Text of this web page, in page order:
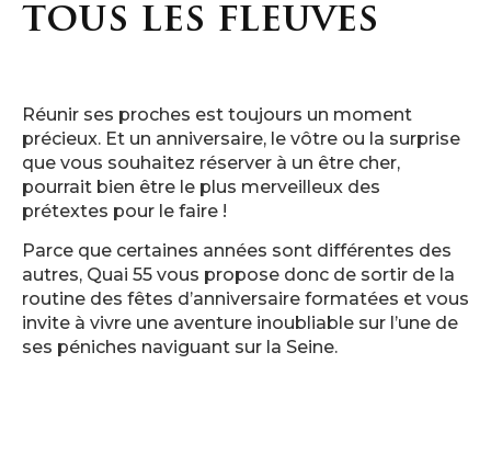
tous les fleuves
Réunir ses proches est toujours un moment
précieux. Et un anniversaire, le vôtre ou la surprise
que vous souhaitez réserver à un être cher,
pourrait bien être le plus merveilleux des
prétextes pour le faire !
Parce que certaines années sont différentes des
autres, Quai 55 vous propose donc de sortir de la
routine des fêtes d’anniversaire formatées et vous
invite à vivre une aventure inoubliable sur l’une de
ses péniches naviguant sur la Seine.